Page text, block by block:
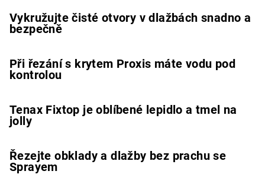
Vykružujte čisté otvory v dlažbách snadno a
bezpečně
Při řezání s krytem Proxis máte vodu pod
kontrolou
Tenax Fixtop je oblíbené lepidlo a tmel na
jolly
Řezejte obklady a dlažby bez prachu se
Sprayem